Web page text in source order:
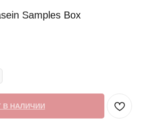
Samples Box
В НАЛИЧИИ